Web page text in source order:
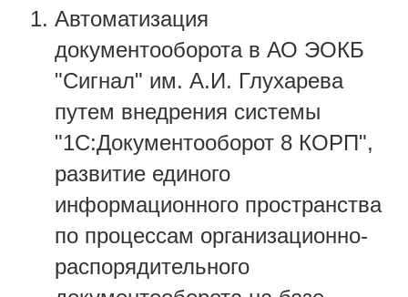
Автоматизация
документооборота в АО ЭОКБ
"Сигнал" им. А.И. Глухарева
путем внедрения системы
"1С:Документооборот 8 КОРП",
развитие единого
информационного пространства
по процессам организационно-
распорядительного